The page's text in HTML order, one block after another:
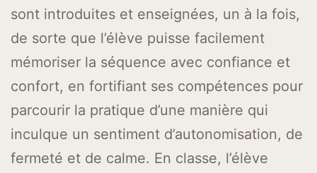
sont introduites et enseignées, un à la fois,
de sorte que l’élève puisse facilement
mémoriser la séquence avec confiance et
confort, en fortifiant ses compétences pour
parcourir la pratique d’une manière qui
inculque un sentiment d’autonomisation, de
fermeté et de calme. En classe, l’élève